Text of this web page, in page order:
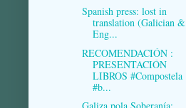
Spanish press: lost in
translation (Galician &
Eng...
RECOMENDACIÓN :
PRESENTACIÓN
LIBROS #Compostela
#b...